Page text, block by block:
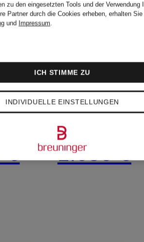
€
Trolley
DUAL
ACCESS
CARRY-
Größe:
55 cm
1.050 €
zu den eingesetzten Tools und der Verwendung
Partner durch die Cookies erheben, erhalten
und Impressum.
INDIVIDUELLE EINSTELLUNGEN
ICH STIMME ZU